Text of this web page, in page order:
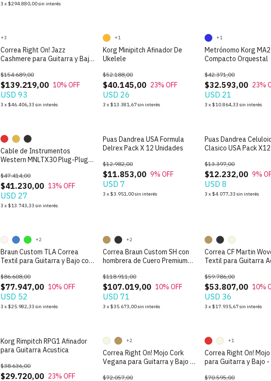
3 x $294.880,00sin interés
Correa Right On! Jazz
Cashmere para Guitarra y Bajo
$139.219,00
$154.689,00
10% OFF
USD 93
3 x $46.406,33 sin interés
+3
Korg Minipitch Afinador De
Ukelele
$40.145,00
$52.188,00
23% OFF
USD 26
3 x $13.381,67sin interés
+1
Metrónomo Korg MA2
Compacto Orquestal
$32.593,00
$42.371,00
23%
USD 21
3 x $10.864,33 sin interés
+1
Cable de Instrumentos
Western MNLTX30 Plug-Plug
$41.230,00
$47.414,00
13% OFF
USD 27
3 x $13.743,33 sin interés
Puas Dandrea USA Formula
Delrex Pack X 12 Unidades
$11.853,00
$12.982,00
9% OFF
USD 7
3 x $3.951,00sin interés
Puas Dandrea
Clasico USA Pack X12
$12.232,00
$13.397,00
9%
USD 8
3 x $4.077,33 sin interés
Braun Custom TLA Correa
Textil para Guitarra y Bajo con
$77.947,00
$86.608,00
10% OFF
USD 52
3 x $25.982,33 sin interés
+2
Correa Braun Custom SH con
hombrera de Cuero Premium
$107.019,00
$118.911,00
10% OFF
USD 71
3 x $35.673,00sin interés
+2
Correa CF Martin
Textil para Guitarra
$53.807,00
$59.786,00
10%
USD 36
3 x $17.935,67sin interés
Korg Rimpitch RPG1 Afinador
para Guitarra Acustica
$29.720,00
$38.636,00
23% OFF
Correa Right On! Mojo Cork
Vegana para Guitarra y Bajo -
$72.057,00
+2
Correa Right On!
para Guitarra y Bajo -
$70.595,00
+1